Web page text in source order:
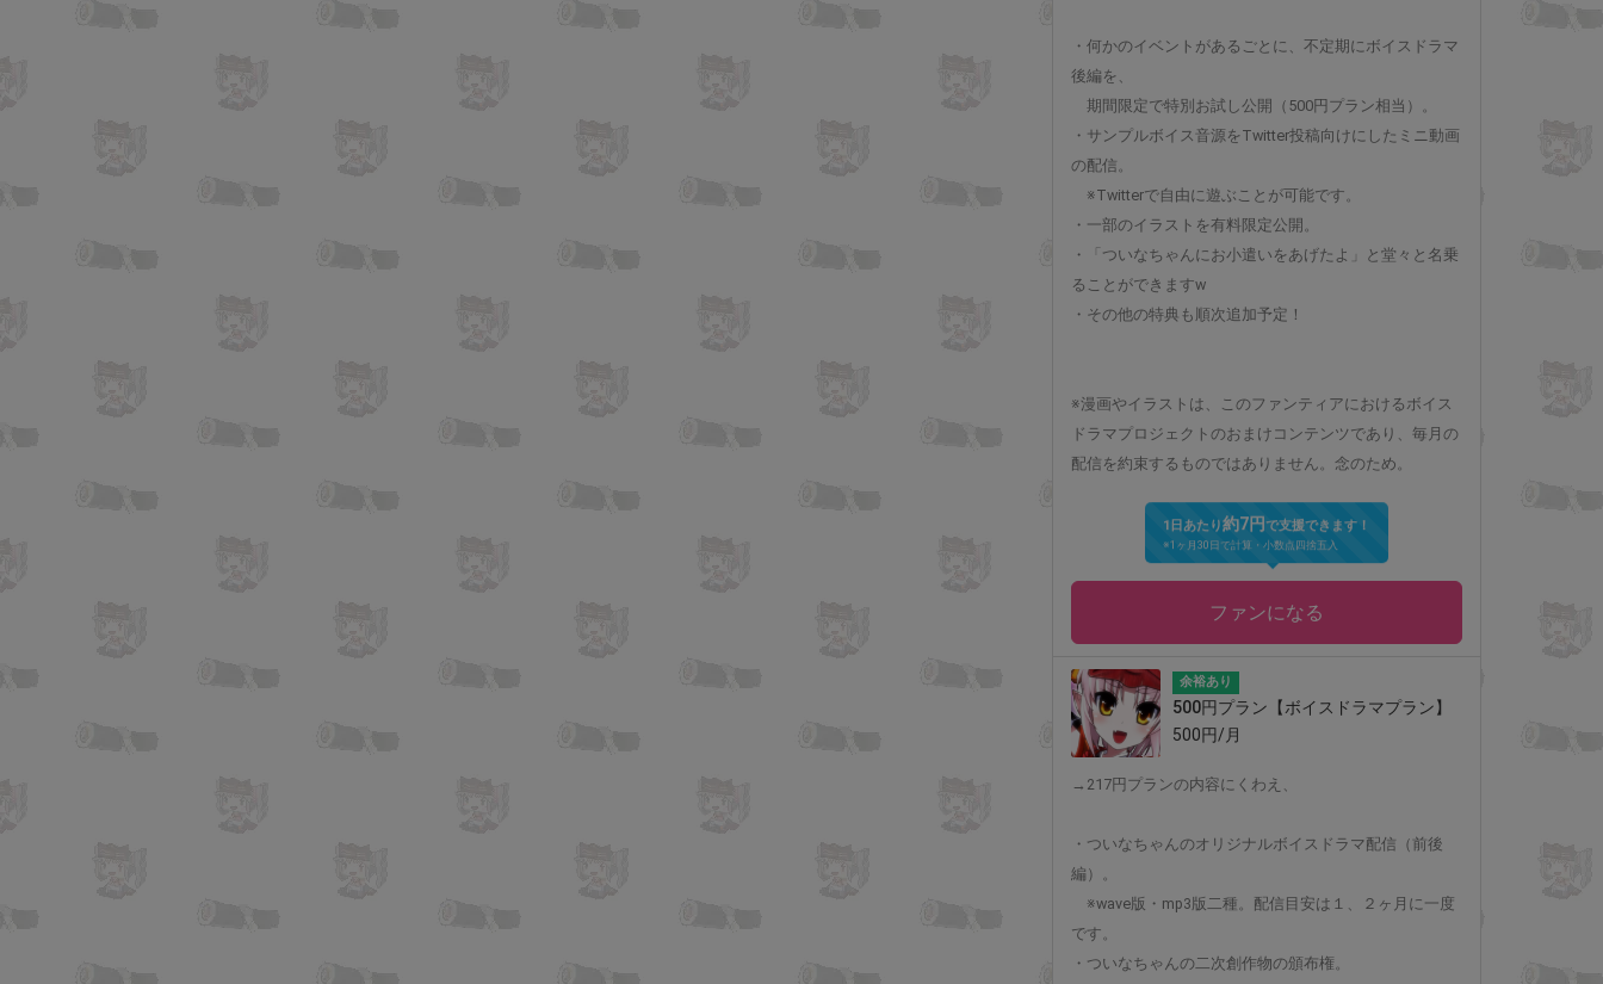
・何かのイベントがあるごとに、不定期にボイスドラマ
後編を、
期間限定で特別お試し公開（500円プラン相当）。
・サンプルボイス音源をTwitter投稿向けにしたミニ動画
の配信。
※Twitterで自由に遊ぶことが可能です。
・一部のイラストを有料限定公開。
・「ついなちゃんにお小遣いをあげたよ」と堂々と名乗
ることができますw
・その他の特典も順次追加予定！
※漫画やイラストは、このファンティアにおけるボイス
ドラマプロジェクトのおまけコンテンツであり、毎月の
配信を約束するものではありません。念のため。
1日あたり約7円で支援できます！
※1ヶ月30日で計算・小数点四捨五入
ファンになる
余裕あり
500円プラン【ボイスドラマプラン】
500円/月
→217円プランの内容にくわえ、
・ついなちゃんのオリジナルボイスドラマ配信（前後
編）。
※wave版・mp3版二種。配信目安は１、２ヶ月に一度
です。
・ついなちゃんの二次創作物の頒布権。